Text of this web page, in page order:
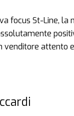
focus St-Line, la
venditore attento